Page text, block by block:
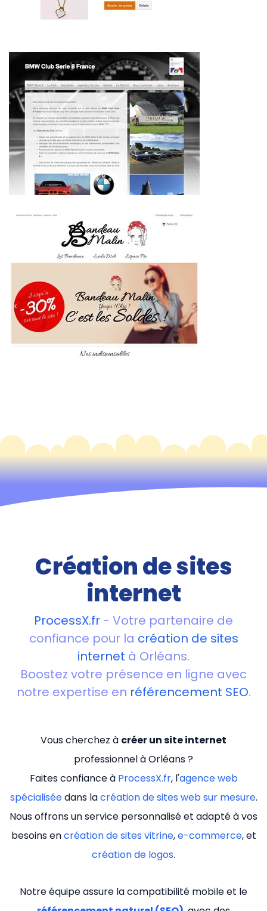
~348€/mois économisés d'annonces commerciales
~443€/mois économisés d'annonces commerciales
Création de sites
internet
ProcessX.fr - Votre partenaire de
confiance pour la création de sites
internet à Orléans.
Boostez votre présence en ligne avec
notre expertise en référencement SEO.
Vous cherchez à créer un site internet
professionnel à Orléans ?
Faites confiance à ProcessX.fr, l'agence web
spécialiséedans lacréation de sites web sur mesure.
Nous offrons un service personnalisé et adapté à vos
besoins encréation de sites vitrine,e-commerce, et
création de logos.
Notre équipe assure la compatibilité mobile et le